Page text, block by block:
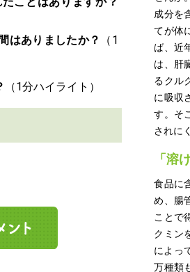
はありましたか？
成分を
てが体
ば、近
は、肝
るクル
に吸収
す。そ
されに
「溶
食品に
め、腸
ことで
クミン
によっ
万種類